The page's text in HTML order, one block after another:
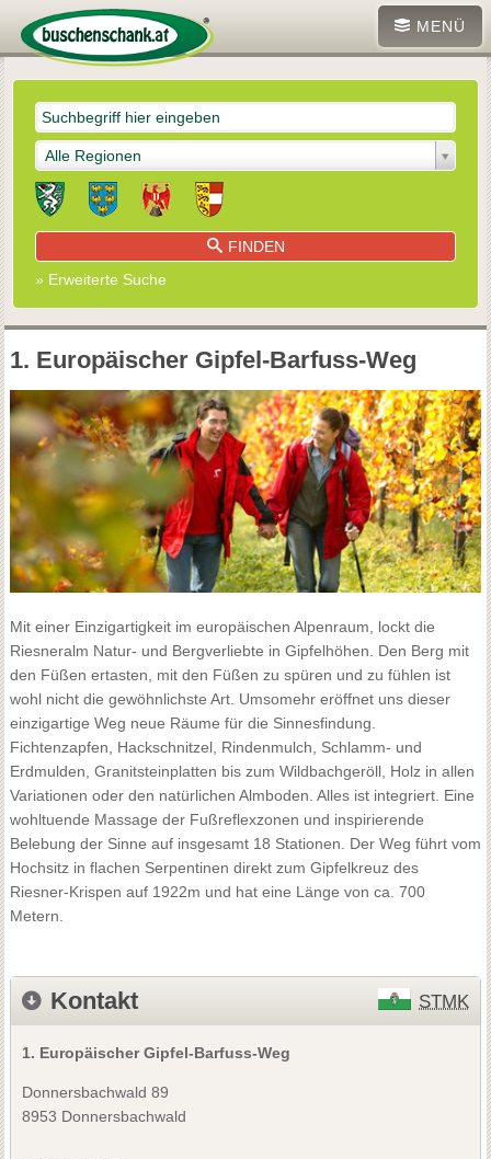
MENÜ
Alle Regionen
FINDEN
» Erweiterte Suche
1. Europäischer Gipfel-Barfuss-Weg
Mit einer Einzigartigkeit im europäischen Alpenraum, lockt die
Riesneralm Natur- und Bergverliebte in Gipfelhöhen. Den Berg mit
den Füßen ertasten, mit den Füßen zu spüren und zu fühlen ist
wohl nicht die gewöhnlichste Art. Umsomehr eröffnet uns dieser
einzigartige Weg neue Räume für die Sinnesfindung.
Fichtenzapfen, Hackschnitzel, Rindenmulch, Schlamm- und
Erdmulden, Granitsteinplatten bis zum Wildbachgeröll, Holz in allen
Variationen oder den natürlichen Almboden. Alles ist integriert. Eine
wohltuende Massage der Fußreflexzonen und inspirierende
Belebung der Sinne auf insgesamt 18 Stationen. Der Weg führt vom
Hochsitz in flachen Serpentinen direkt zum Gipfelkreuz des
Riesner-Krispen auf 1922m und hat eine Länge von ca. 700
Metern.
Kontakt STMK
1. Europäischer Gipfel-Barfuss-Weg
Donnersbachwald 89
8953 Donnersbachwald